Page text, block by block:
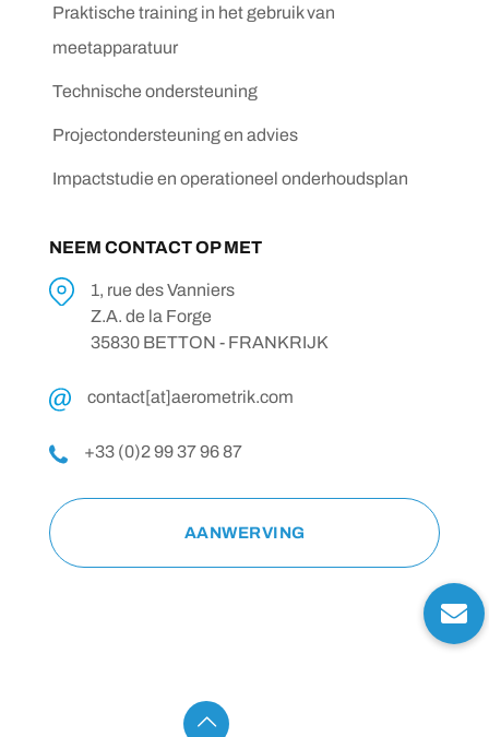
Praktische training in het gebruik van
meetapparatuur
Technische ondersteuning
Projectondersteuning en advies
Impactstudie en operationeel onderhoudsplan
NEEM CONTACT OP MET
1, rue des Vanniers
Z.A. de la Forge
35830 BETTON - FRANKRIJK
contact[at]aerometrik.com
+33 (0)2 99 37 96 87
AANWERVING